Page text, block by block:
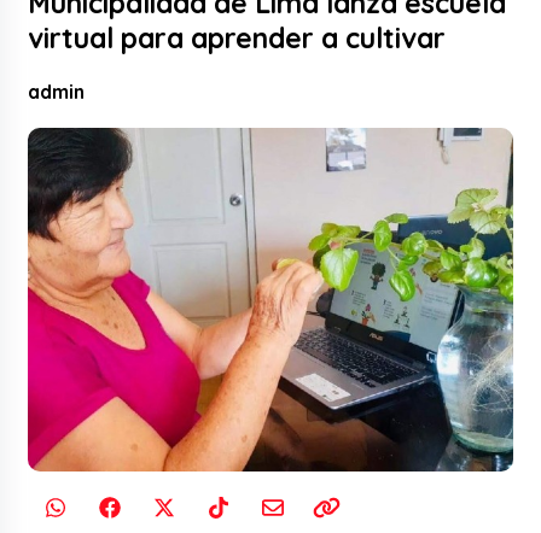
virtual para aprender a cultivar
admin